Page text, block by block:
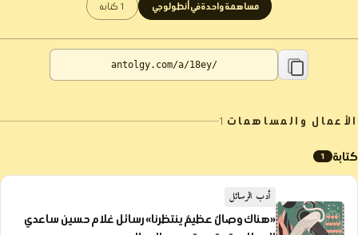
مساهمة واحدة في أنطولوجي 1 كتابة
الأعمال والمساهمات 1
كتابة 1
أدب الرسائل
«هناك وصالٌ عظيمٌ ينتظرنا» رسائل غلام حسين ساعدي